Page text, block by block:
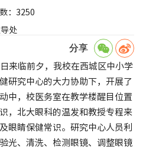
：3250
处
分享
来临前夕，我校在西城区中小学
研究中心的大力协助下，开展了
中，校医务室在教学楼醒目位置
，北大眼科的温发和教授专程来
眼睛保健常识。研究中心人员利
光、清洗、检测眼镜、调整眼镜